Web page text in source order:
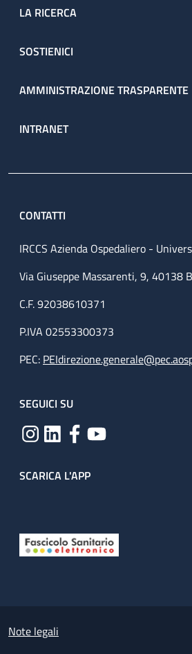
LA RICERCA
SOSTIENICI
AMMINISTRAZIONE TRASPARENTE
INTRANET
CONTATTI
IRCCS Azienda Ospedaliero -
Via Giuseppe Massarenti, 9, 40138
C.F. 92038610371
P.IVA 02553300373
PEC:
SEGUICI SU
SCARICA L'APP
Small prints
Note legali